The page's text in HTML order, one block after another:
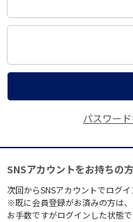
パスワー
SNSアカウントをお持ちの方
次回からSNSアカウントでログイ
※既に会員登録がお済みの方は、
お手数ですがログインした状態